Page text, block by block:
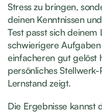
Stress zu bringen,
deinen Kenntnissen
Test passt sich deinem
schwierigere
einfacheren gut gelöst
persönliches
Lernstand zeigt.
Die Ergebnisse kannst